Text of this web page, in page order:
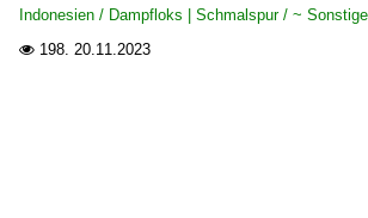
Indonesien / Dampfloks | Schmalspur / ~ Sonstige
 198. 20.11.2023